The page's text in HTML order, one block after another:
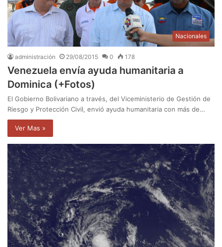
Nacionales
administración 29/08/2015 0 178
Venezuela envía ayuda humanitaria a
Dominica (+Fotos)
El Gobierno Bolivariano a través, del Viceministerio de Gestión de
Riesgo y Protección Civil, envió ayuda humanitaria con más de…
Ver Mas »